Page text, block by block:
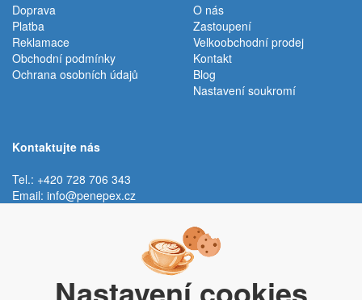
Doprava
Platba
Reklamace
Obchodní podmínky
Ochrana osobních údajů
O nás
Zastoupení
Velkoobchodní prodej
Kontakt
Blog
Nastavení soukromí
Kontaktujte nás
Tel.: +420 728 706 343
Email: info@penepex.cz
Trávník 2076, 686 03 Staré Město